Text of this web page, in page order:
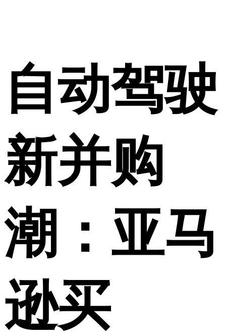
自动驾驶
新并购
潮：亚马
逊买